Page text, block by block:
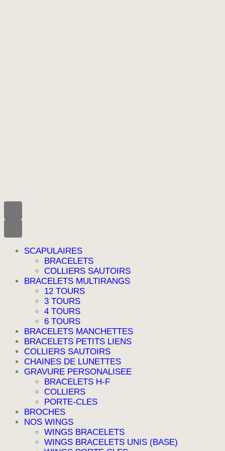
SCAPULAIRES
BRACELETS
COLLIERS SAUTOIRS
BRACELETS MULTIRANGS
12 TOURS
3 TOURS
4 TOURS
6 TOURS
BRACELETS MANCHETTES
BRACELETS PETITS LIENS
COLLIERS SAUTOIRS
CHAINES DE LUNETTES
GRAVURE PERSONALISEE
BRACELETS H-F
COLLIERS
PORTE-CLES
BROCHES
NOS WINGS
WINGS BRACELETS
WINGS BRACELETS UNIS (BASE)